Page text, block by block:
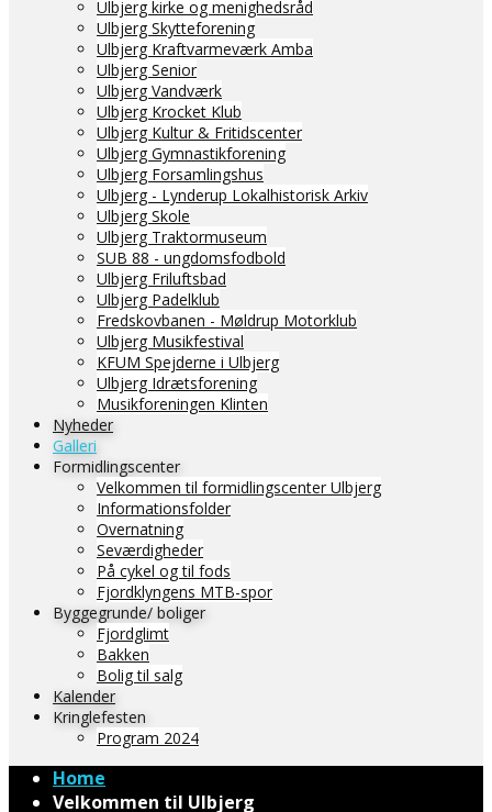
Ulbjerg kirke og menighedsråd
Ulbjerg Skytteforening
Ulbjerg Kraftvarmeværk Amba
Ulbjerg Senior
Ulbjerg Vandværk
Ulbjerg Krocket Klub
Ulbjerg Kultur & Fritidscenter
Ulbjerg Gymnastikforening
Ulbjerg Forsamlingshus
Ulbjerg - Lynderup Lokalhistorisk Arkiv
Ulbjerg Skole
Ulbjerg Traktormuseum
SUB 88 - ungdomsfodbold
Ulbjerg Friluftsbad
Ulbjerg Padelklub
Fredskovbanen - Møldrup Motorklub
Ulbjerg Musikfestival
KFUM Spejderne i Ulbjerg
Ulbjerg Idrætsforening
Musikforeningen Klinten
Nyheder
Galleri
Formidlingscenter
Velkommen til formidlingscenter Ulbjerg
Informationsfolder
Overnatning
Seværdigheder
På cykel og til fods
Fjordklyngens MTB-spor
Byggegrunde/ boliger
Fjordglimt
Bakken
Bolig til salg
Kalender
Kringlefesten
Program 2024
Home
Velkommen til Ulbjerg